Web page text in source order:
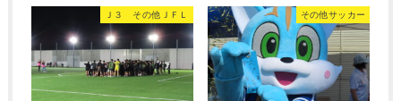
Ｊ３ その他ＪＦＬ その他サッカー